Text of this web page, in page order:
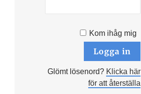
Kom ihåg mig
Glömt lösenord? Klicka här
för att återställa